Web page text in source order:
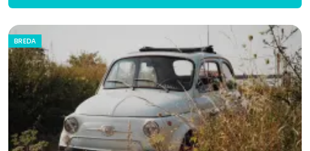
BREDA